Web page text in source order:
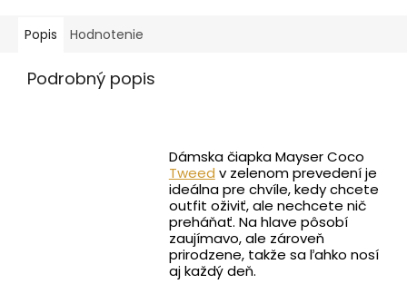
Popis Hodnotenie
Podrobný popis
Dámska čiapka Mayser Coco
Tweed v zelenom prevedení je
ideálna pre chvíle, kedy chcete
outfit oživiť, ale nechcete nič
preháňať. Na hlave pôsobí
zaujímavo, ale zároveň
prirodzene, takže sa ľahko nosí
aj každý deň.